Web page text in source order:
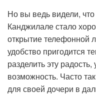
Но вы ведь видели, что
Канджилале стало
открытие телефонной
удобство пригодится
разделить эту
возможность. Часто
для своей дочери в